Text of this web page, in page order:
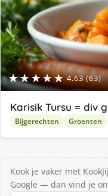
★★★★★ 4.63 (63)
Karisik Tursu = div
Bijgerechten Groenten
Kook je vaker met
Google — dan vind je